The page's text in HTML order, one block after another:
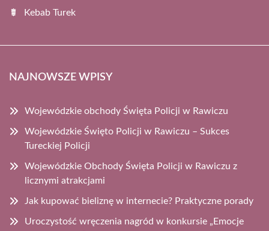
Kebab Turek
NAJNOWSZE WPISY
Wojewódzkie obchody Święta Policji w Rawiczu
Wojewódzkie Święto Policji w Rawiczu – Sukces
Tureckiej Policji
Wojewódzkie Obchody Święta Policji w Rawiczu z
licznymi atrakcjami
Jak kupować bieliznę w internecie? Praktyczne porady
Uroczystość wręczenia nagród w konkursie „Emocje